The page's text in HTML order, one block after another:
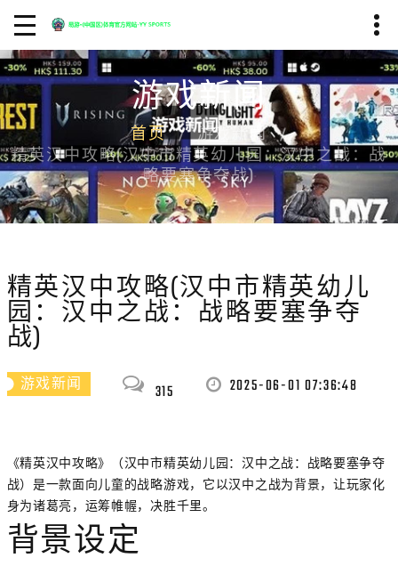
游戏新闻
首页
游戏新闻
精英汉中攻略(汉中市精英幼儿园：汉中之战：战
略要塞争夺战)
精英汉中攻略(汉中市精英幼儿
园：汉中之战：战略要塞争夺
战)
游戏新闻 315 2025-06-01 07:36:48
《精英汉中攻略》（汉中市精英幼儿园：汉中之战：战略要塞争夺
战）是一款面向儿童的战略游戏，它以汉中之战为背景，让玩家化
身为诸葛亮，运筹帷幄，决胜千里。
背景设定